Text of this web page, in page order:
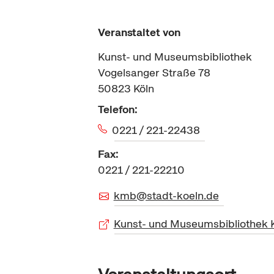
Veranstaltet von
Kunst- und Museumsbibliothek
Vogelsanger Straße 78
50823 Köln
Telefon:
0221 / 221-22438
Fax:
0221 / 221-22210
kmb@stadt-koeln.de
Kunst- und Museumsbibliothek